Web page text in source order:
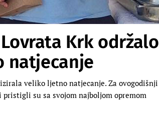
Krk održalo
natjecanje
veliko ljetno natjecanje. Za ovogodišnji
su sa svojom najboljom opremom